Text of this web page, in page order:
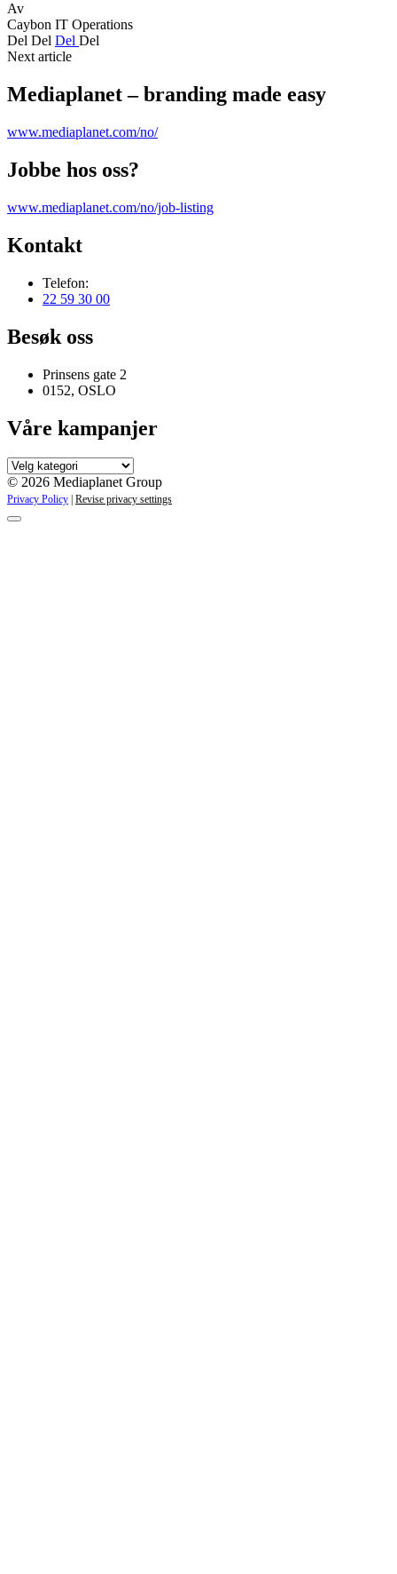
Av
Caybon IT Operations
Del Del Del Del
Next article
Mediaplanet – branding made easy
www.mediaplanet.com/no/
Jobbe hos oss?
www.mediaplanet.com/no/job-listing
Kontakt
Telefon:
22 59 30 00
Besøk oss
Prinsens gate 2
0152, OSLO
Våre kampanjer
Våre
kampanjer
© 2026 Mediaplanet Group
Privacy Policy Revise privacy settings